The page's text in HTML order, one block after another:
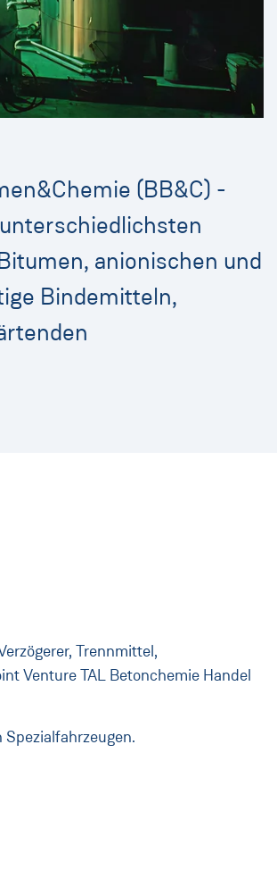
(BB&C) -
anionischen und
Bindemitteln,
Trennmittel,
Venture TAL Betonchemie Handel